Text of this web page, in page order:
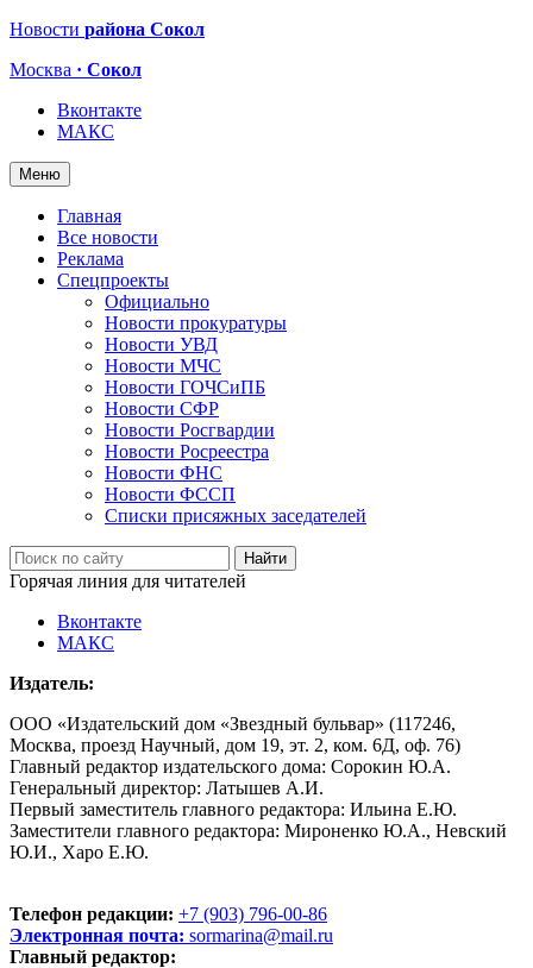
Новости района Сокол
Москва · Сокол
Вконтакте
МАКС
Меню
Главная
Все новости
Реклама
Спецпроекты
Официально
Новости прокуратуры
Новости УВД
Новости МЧС
Новости ГОЧСиПБ
Новости СФР
Новости Росгвардии
Новости Росреестра
Новости ФНС
Новости ФССП
Списки присяжных заседателей
Горячая линия для читателей
Вконтакте
МАКС
Издатель:
ООО «Издательский дом «Звездный бульвар» (117246,
Москва, проезд Научный, дом 19, эт. 2, ком. 6Д, оф. 76)
Главный редактор издательского дома: Сорокин Ю.А.
Генеральный директор: Латышев А.И.
Первый заместитель главного редактора: Ильина Е.Ю.
Заместители главного редактора: Мироненко Ю.А., Невский
Ю.И., Харо Е.Ю.
Телефон редакции: +7 (903) 796-00-86
Электронная почта: sormarina@mail.ru
Главный редактор: